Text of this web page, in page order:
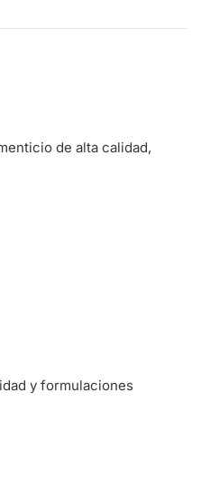
de alta calidad,
y formulaciones